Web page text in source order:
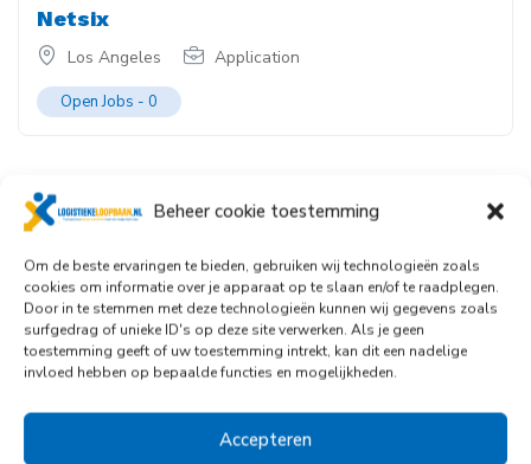
Beheer cookie toestemming
Om de beste ervaringen te bieden, gebruiken wij technologieën zoals
cookies om informatie over je apparaat op te slaan en/of te raadplegen.
Door in te stemmen met deze technologieën kunnen wij gegevens zoals
surfgedrag of unieke ID's op deze site verwerken. Als je geen
toestemming geeft of uw toestemming intrekt, kan dit een nadelige
invloed hebben op bepaalde functies en mogelijkheden.
Accepteren
Netsix
Los Angeles Application
Open Jobs - 0
Vacature Alert
Blijf op de hoogte van ons laatste vacature aanbod.